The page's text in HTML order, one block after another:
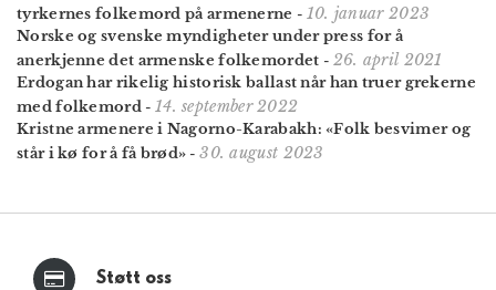
tyrkernes folke­mord på armenerne - 10. januar 2023
Norske og svenske myndigheter under press for å
anerkjenne det armenske folkemordet - 26. april 2021
Erdogan har rikelig historisk ballast når han truer grekerne
med folkemord- 14. september 2022
Kristne armenere i Nagorno-Karabakh: «Folk besvimer og
står i kø for å få brød» -30. august 2023
Støtt oss